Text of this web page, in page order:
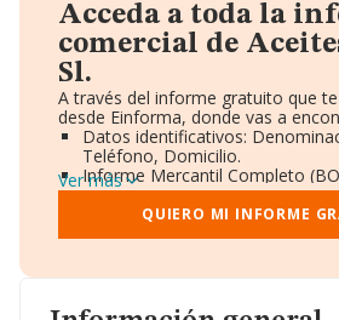
Acceda a toda la
comercial de
Sl.
A través del informe gratuito que
desde Einforma, donde vas a
Datos identificativos:
Teléfono, Domicilio.
Informe Mercantil Completo
Gráficos de Evolución Ventas y
Consejo de Administración y
Directivos y Ejecutivos.
Información oficial y registral
Ver más
QUIERO MI INFORME